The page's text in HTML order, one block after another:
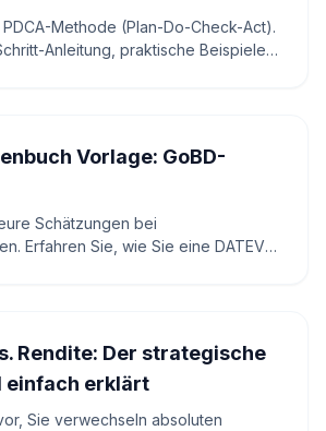
Methode (Plan-Do-Check-Act).
Anleitung, praktische Beispiele
Vorlage: GoBD-
Schätzungen bei
Erfahren Sie, wie Sie eine DATEV
Rendite: Der strategische
einfach erklärt
Sie verwechseln absoluten